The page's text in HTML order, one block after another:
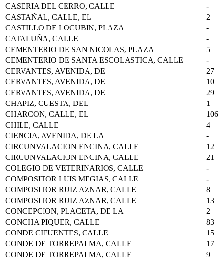
CASERIA DEL CERRO, CALLE
-
CASTAÑAL, CALLE, EL
2
CASTILLO DE LOCUBIN, PLAZA
-
CATALUÑA, CALLE
-
CEMENTERIO DE SAN NICOLAS, PLAZA
5
CEMENTERIO DE SANTA ESCOLASTICA, CALLE
-
CERVANTES, AVENIDA, DE
27
CERVANTES, AVENIDA, DE
10
CERVANTES, AVENIDA, DE
29
CHAPIZ, CUESTA, DEL
1
CHARCON, CALLE, EL
106
CHILE, CALLE
4
CIENCIA, AVENIDA, DE LA
-
CIRCUNVALACION ENCINA, CALLE
12
CIRCUNVALACION ENCINA, CALLE
21
COLEGIO DE VETERINARIOS, CALLE
-
COMPOSITOR LUIS MEGIAS, CALLE
-
COMPOSITOR RUIZ AZNAR, CALLE
8
COMPOSITOR RUIZ AZNAR, CALLE
13
CONCEPCION, PLACETA, DE LA
2
CONCHA PIQUER, CALLE
83
CONDE CIFUENTES, CALLE
15
CONDE DE TORREPALMA, CALLE
17
CONDE DE TORREPALMA, CALLE
9